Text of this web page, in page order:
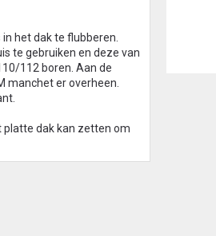
het dak te flubberen.
te gebruiken en deze van
112 boren. Aan de
manchet er overheen.
platte dak kan zetten om